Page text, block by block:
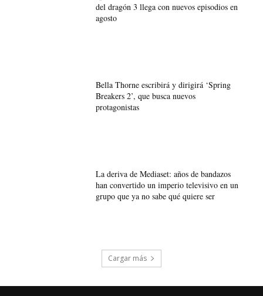
del dragón 3 llega con nuevos episodios en
agosto
Bella Thorne escribirá y dirigirá ‘Spring
Breakers 2’, que busca nuevos
protagonistas
La deriva de Mediaset: años de bandazos
han convertido un imperio televisivo en un
grupo que ya no sabe qué quiere ser
Cargar más